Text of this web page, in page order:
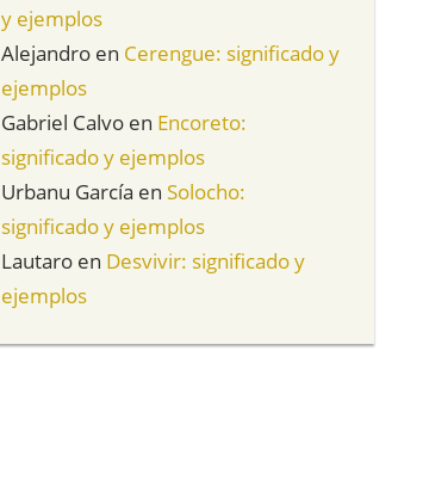
y ejemplos
Alejandro en Cerengue: significado y
ejemplos
Gabriel Calvo en Encoreto:
significado y ejemplos
Urbanu García enSolocho:
significado y ejemplos
Lautaro en Desvivir: significado y
ejemplos